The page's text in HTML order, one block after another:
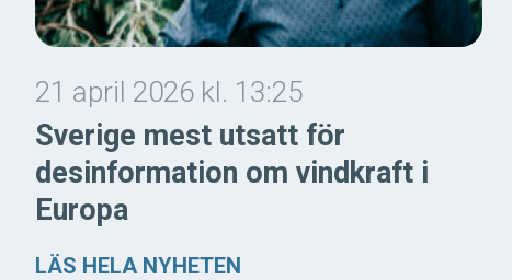
21 april 2026 kl. 13:25
Sverige mest utsatt för
desinformation om vindkraft i
Europa
LÄS HELA NYHETEN